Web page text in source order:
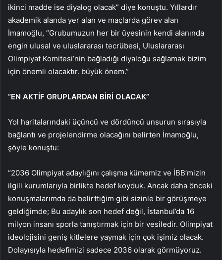
ikinci madde ise diyalog olacak” diye konuştu. Yıllardır
akademik alanda yer alan ve maçlarda görev alan
İmamoğlu, “Grubumuzun her bir üyesinin kendi alanında
engin ulusal ve uluslararası tecrübesi, Uluslararası
Olimpiyat Komitesi’nin bağladığı diyaloğu sağlamak bizim
için önemli olacaktır. büyük önem.”
“EN AKTİF GRUPLARDAN BİRİ OLACAK”
Yol haritalarındaki üçüncü ve dördüncü unsurun sırasıyla
bağlantı ve projelendirme olacağını belirten İmamoğlu,
şöyle konuştu:
“2036 Olimpiyat adaylığını çalışma kümemiz ve İBB’mizin
ilgili kurumlarıyla birlikte hedef koyduk. Ancak daha önceki
konuşmalarımda da belirttiğim gibi sizinle bir görüşmeye
geldiğimde; Bu adaylık son hedef değil, İstanbul’da 16
milyon insanı sporla tanıştırmak için bir vesiledir. Olimpiyat
ideolojisini geniş kitlelere yaymak için çok işimiz olacak.
Dolayısıyla hedefimizi sadece 2036 olarak görmüyoruz.